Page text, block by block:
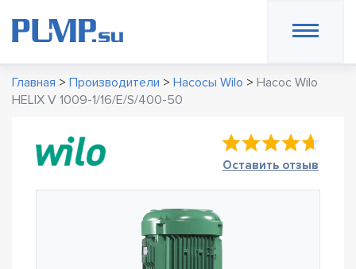
Главная > Производители > Насосы Wilo > Насос Wilo
HELIX V 1009-1/16/E/S/400-50
Оставить отзыв